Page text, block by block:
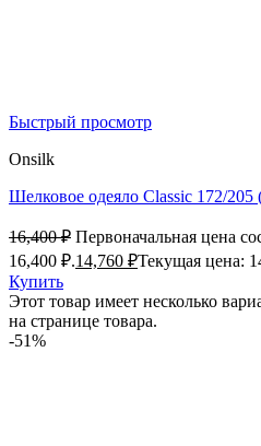
Быстрый просмотр
Onsilk
Шелковое одеяло Classic 172/205
16,400₽ Первоначальная цена
16,400 ₽.14,760 ₽Текущая цена:
Купить
Этот товар имеет несколько
на странице товара.
-51%